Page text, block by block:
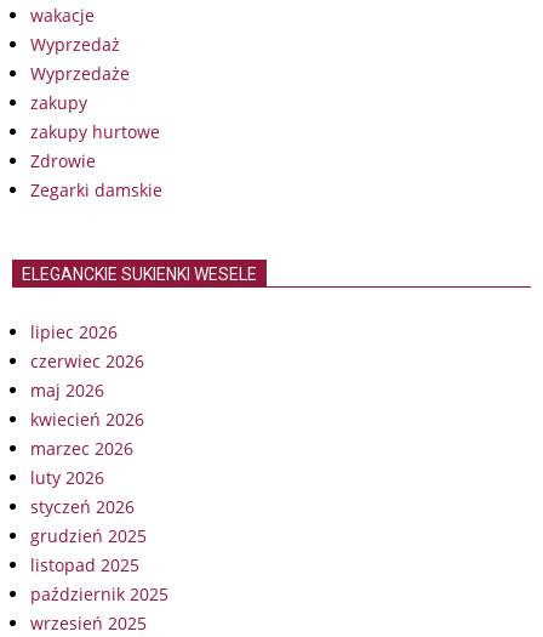
wakacje
Wyprzedaż
Wyprzedaże
zakupy
zakupy hurtowe
Zdrowie
Zegarki damskie
ELEGANCKIE SUKIENKI WESELE
lipiec 2026
czerwiec 2026
maj 2026
kwiecień 2026
marzec 2026
luty 2026
styczeń 2026
grudzień 2025
listopad 2025
październik 2025
wrzesień 2025